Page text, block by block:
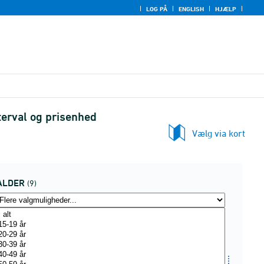
LOG PÅ ENGLISH HJÆLP
og prisenhed
Vælg via kort
(9)